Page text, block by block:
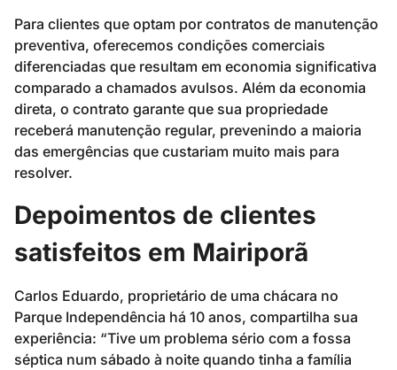
Para clientes que optam por contratos de manutenção
preventiva, oferecemos condições comerciais
diferenciadas que resultam em economia significativa
comparado a chamados avulsos. Além da economia
direta, o contrato garante que sua propriedade
receberá manutenção regular, prevenindo a maioria
das emergências que custariam muito mais para
resolver.
Depoimentos de clientes
satisfeitos em Mairiporã
Carlos Eduardo, proprietário de uma chácara no
Parque Independência há 10 anos, compartilha sua
experiência: “Tive um problema sério com a fossa
séptica num sábado à noite quando tinha a família